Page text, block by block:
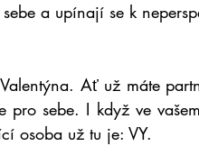
a upínají se k
Ať už máte
sebe. I když ve
osoba už tu je: VY.